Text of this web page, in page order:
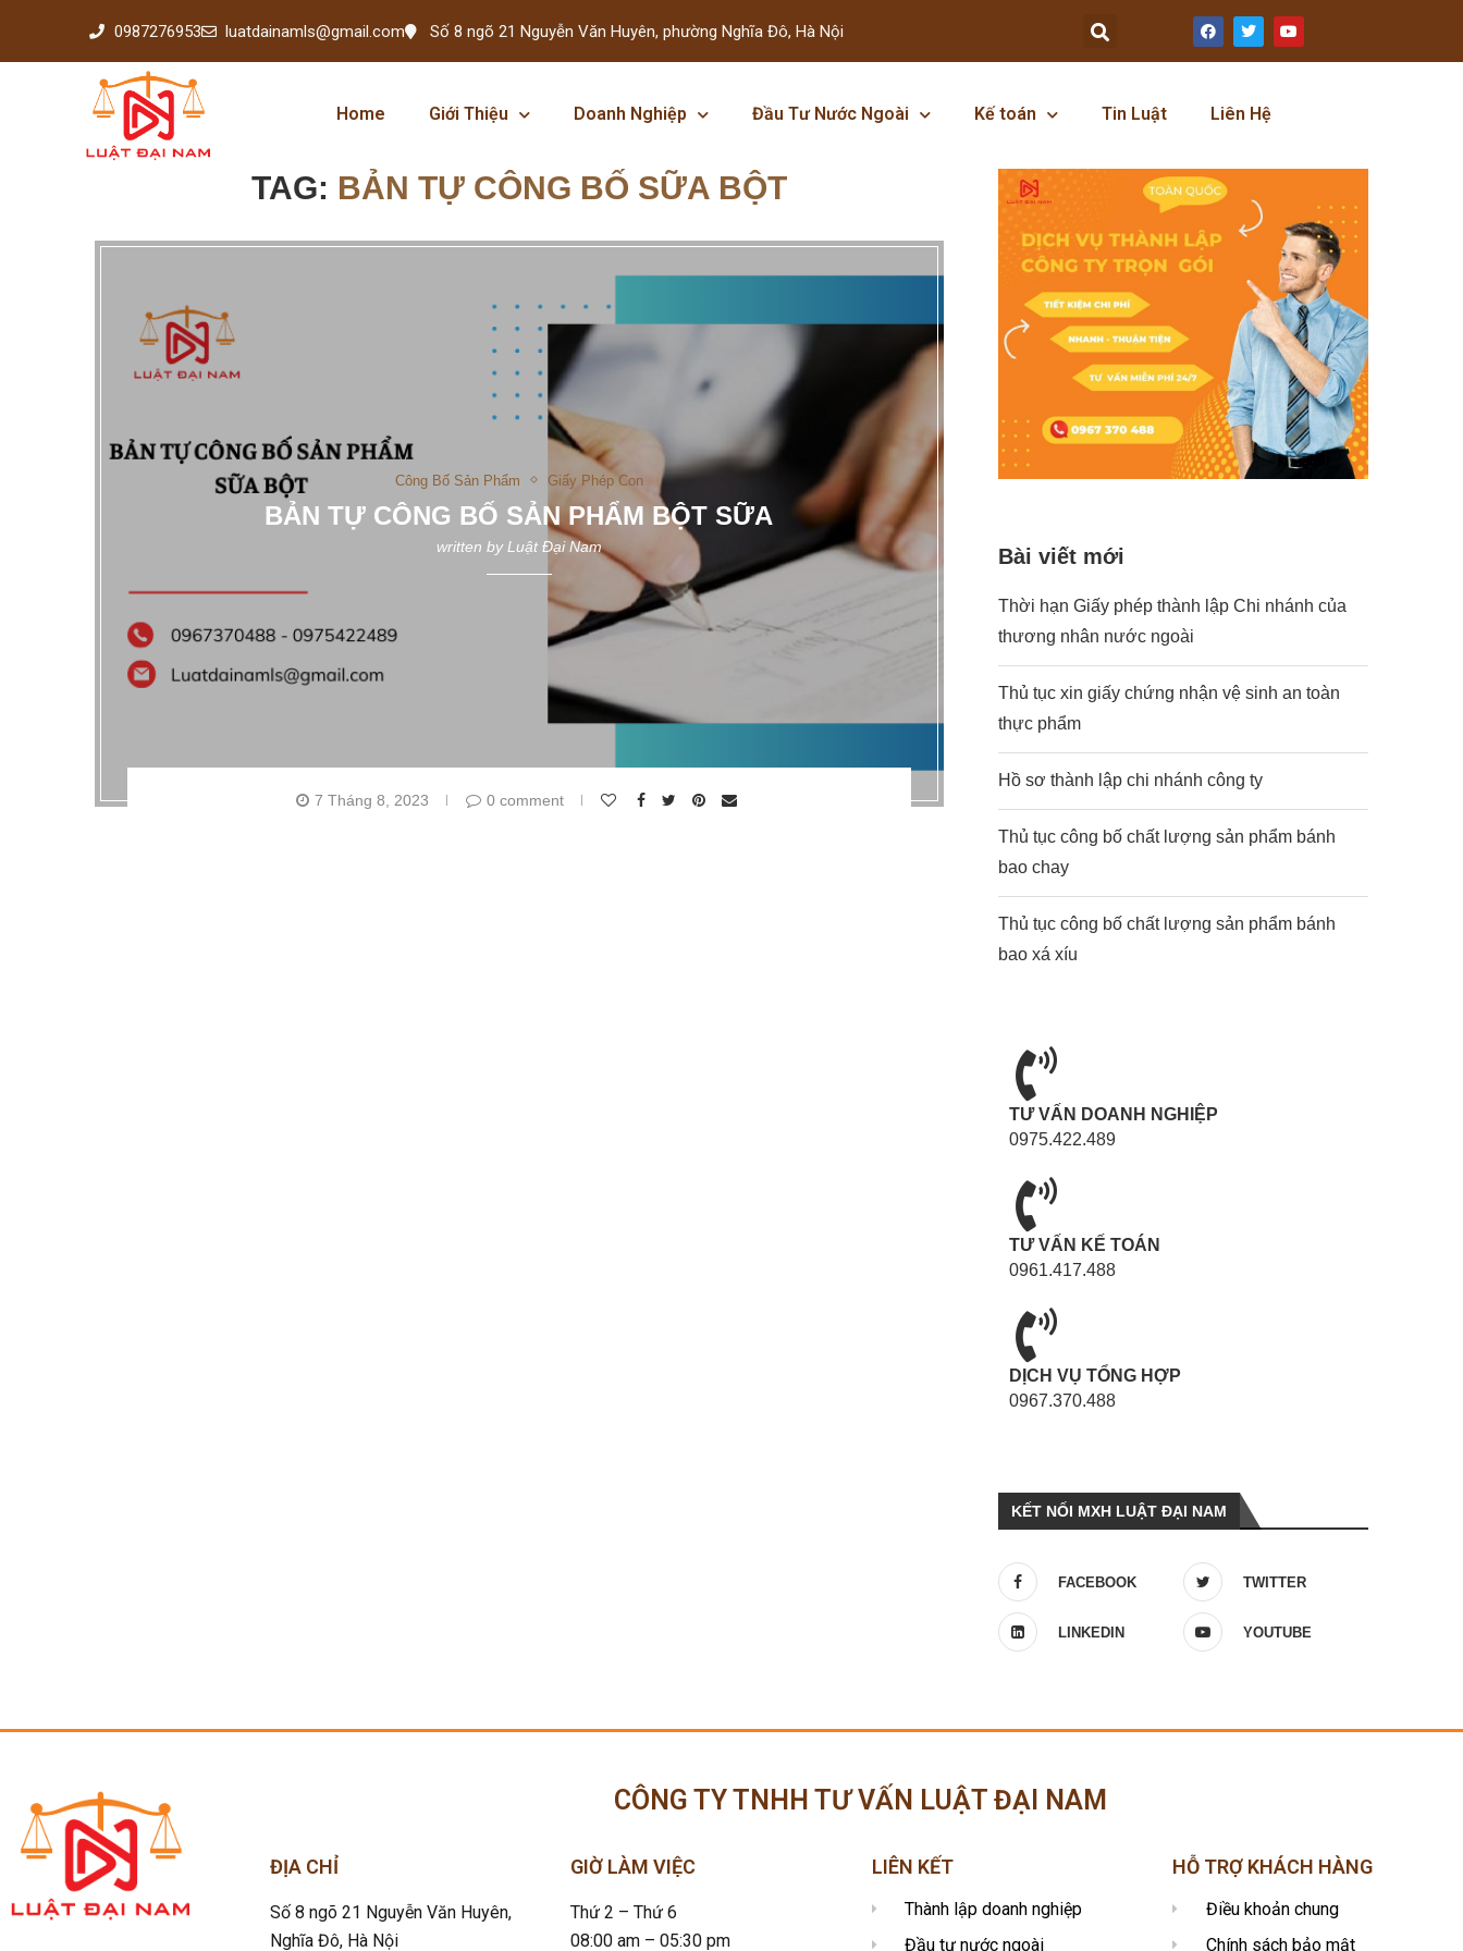
0987276953 luatdainamls@gmail.com Số 8 ngõ 21 Nguyễn Văn Huyên, phường Nghĩa Đô, Hà Nội
Home Giới Thiệu Doanh Nghiệp Đầu Tư Nước Ngoài Kế toán Tin Luật Liên Hệ
TAG: BẢN TỰ CÔNG BỐ SỮA BỘT
Công Bố Sản Phẩm Giấy Phép Con
BẢN TỰ CÔNG BỐ SẢN PHẨM BỘT SỮA
written by Luật Đại Nam
7 Tháng 8, 2023 0 comment
Bài viết mới
Thời hạn Giấy phép thành lập Chi nhánh của
thương nhân nước ngoài
Thủ tục xin giấy chứng nhận vệ sinh an toàn
thực phẩm
Hồ sơ thành lập chi nhánh công ty
Thủ tục công bố chất lượng sản phẩm bánh
bao chay
Thủ tục công bố chất lượng sản phẩm bánh
bao xá xíu
TƯ VẤN DOANH NGHIỆP
0975.422.489
TƯ VẤN KẾ TOÁN
0961.417.488
DỊCH VỤ TỔNG HỢP
0967.370.488
KẾT NỐI MXH LUẬT ĐẠI NAM
FACEBOOK TWITTER
LINKEDIN YOUTUBE
CÔNG TY TNHH TƯ VẤN LUẬT ĐẠI NAM
ĐỊA CHỈ
Số 8 ngõ 21 Nguyễn Văn Huyên,
Nghĩa Đô, Hà Nội
GIỜ LÀM VIỆC
Thứ 2 – Thứ 6
08:00 am – 05:30 pm
LIÊN KẾT
Thành lập doanh nghiệp
Đầu tư nước ngoài
HỖ TRỢ KHÁCH HÀNG
Điều khoản chung
Chính sách bảo mật